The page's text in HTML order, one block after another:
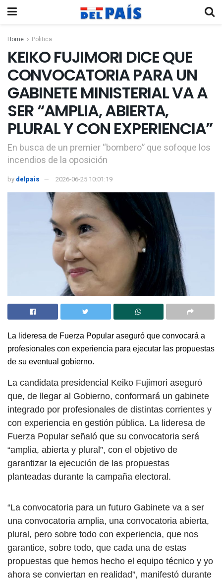
Home Politica
KEIKO FUJIMORI DICE QUE
CONVOCATORIA PARA UN
GABINETE MINISTERIAL VA A
SER “AMPLIA, ABIERTA,
PLURAL Y CON EXPERIENCIA”
En busca de un premier “bombero” que sofoque los
incendios de la oposición
by delpais 2026-06-25 10:01:19
La lideresa de Fuerza Popular aseguró que convocará a
profesionales con experiencia para ejecutar las propuestas
de su eventual gobierno.
La candidata presidencial Keiko Fujimori aseguró
que, de llegar al Gobierno, conformará un gabinete
integrado por profesionales de distintas corrientes y
con experiencia en gestión pública. La lideresa de
Fuerza Popular señaló que su convocatoria será
“amplia, abierta y plural”, con el objetivo de
garantizar la ejecución de las propuestas
planteadas durante la campaña electoral.
“La convocatoria para un futuro Gabinete va a ser
una convocatoria amplia, una convocatoria abierta,
plural, pero sobre todo con experiencia, que nos
garantice, sobre todo, que cada una de estas
propuestas que hemos hecho el equipo técnico y yo
ahora se conviertan en realidad”, manifestó durante